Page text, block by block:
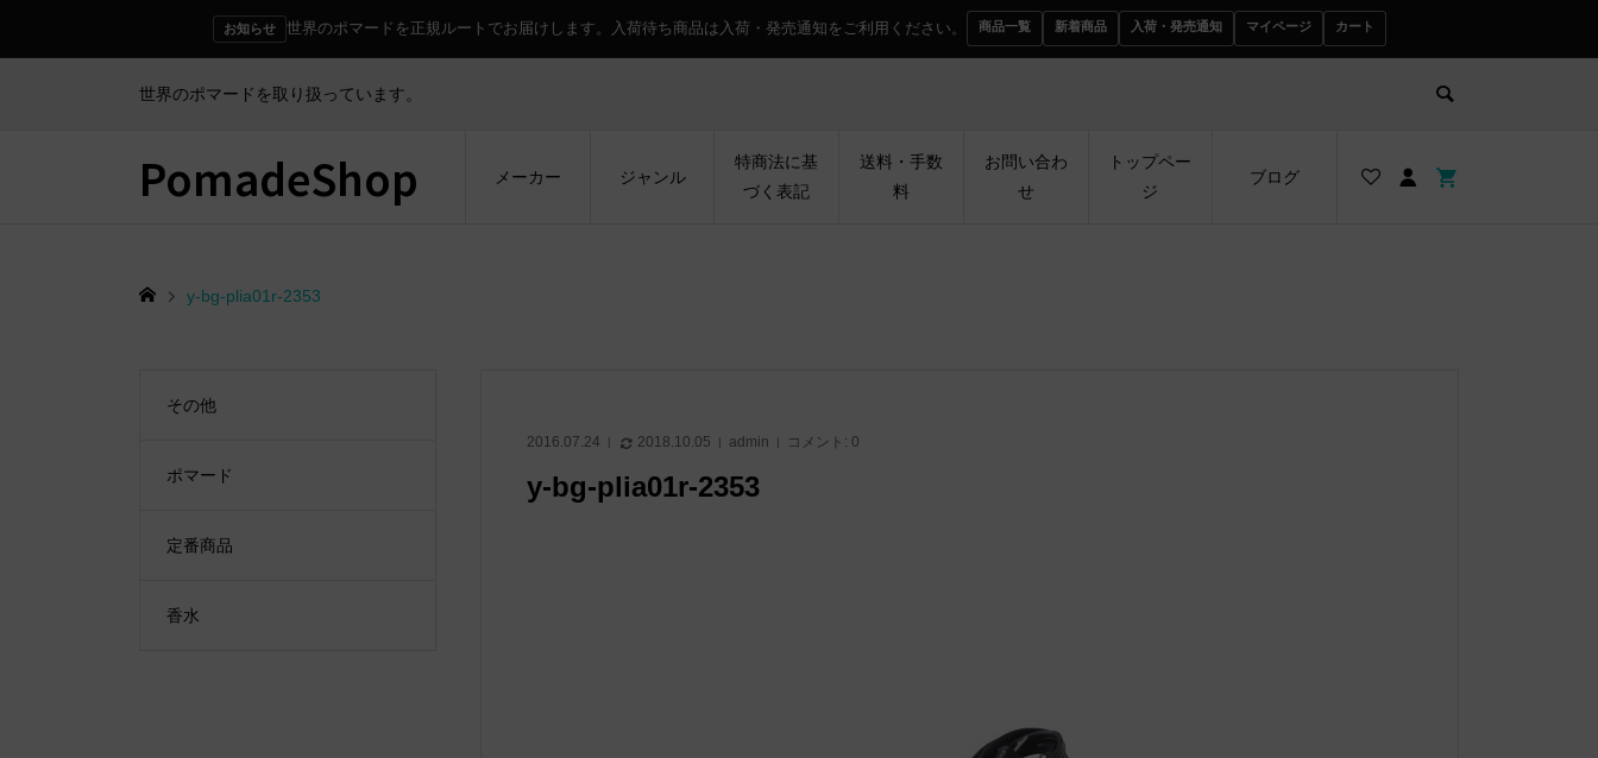
お知らせ 世界のポマードを正規ルートでお届けします。入荷待ち商品は入荷・発売通知をご利用ください。 商品一覧 新着商品 入荷・発売通知 マイページ カート
世界のポマードを取り扱っています。
PomadeShop メーカー ジャンル
特商法に基
づく表記
送料・手数
料
お問い合わ
せ
トップペー
ジ
ブログ
y-bg-plia01r-2353
2016.07.24 2018.10.05 admin コメント: 0
y-bg-plia01r-2353
その他
ポマード
定番商品
香水